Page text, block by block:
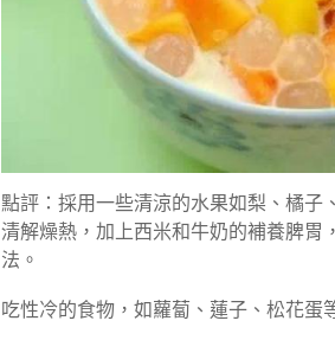
點評：採用一些清涼的水果如梨、橘子
清解燥熱，加上西米和牛奶的補養脾胃
法。
吃性冷的食物，如蘿蔔、蓮子、松花蛋